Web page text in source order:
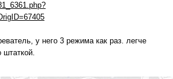
у него 3 режима как раз. легче
штаткой.